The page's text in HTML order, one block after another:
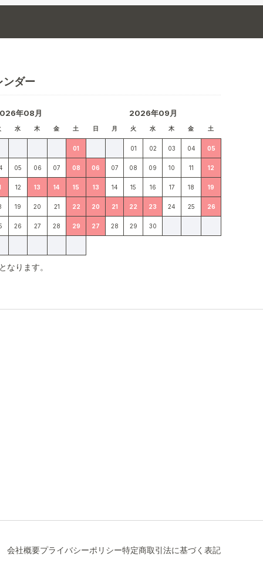
ンダー
年08月
水 木 金 土
01
05 06 07 08
12 13 14 15
19 20 21 22
26 27 28 29
2026年09月
日 月 火 水 木 金 土
01 02 03 04 05
06 07 08 09 10 11 12
13 14 15 16 17 18 19
20 21 22 23 24 25 26
27 28 29 30
なります。
会社概要プライバシーポリシー特定商取引法に基づく表記